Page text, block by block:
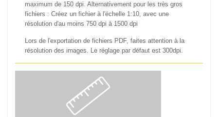
maximum de 150 dpi. Alternativement pour les très gros
fichiers : Créez un fichier à l'échelle 1:10, avec une
résolution d'au moins 750 dpi à 1500 dpi
Lors de l'exportation de fichiers PDF, faites attention à la
résolution des images. Le réglage par défaut est 300dpi.